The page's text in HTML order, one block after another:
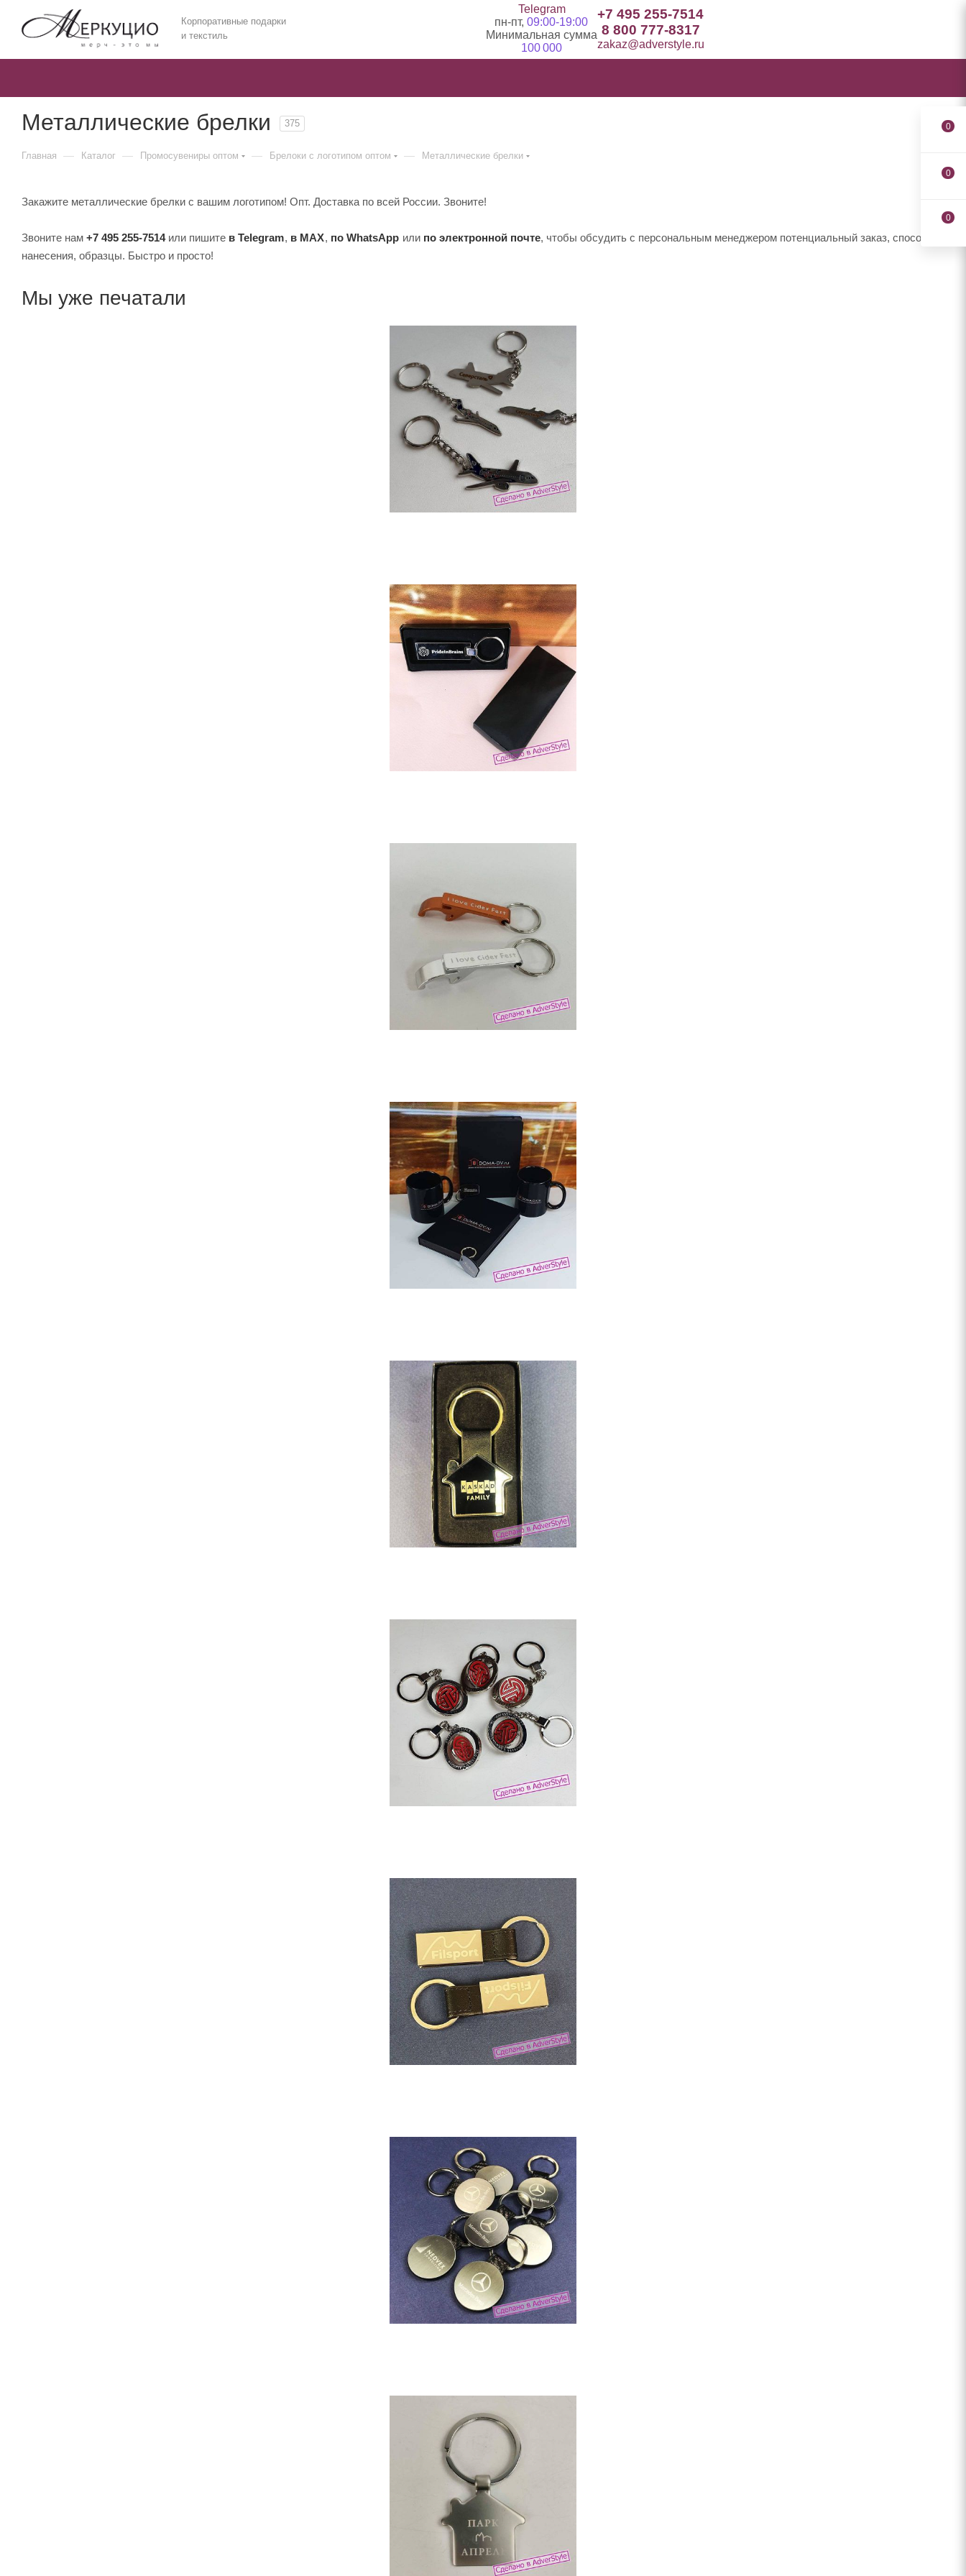
Корпоративные подарки
и текстиль
Telegram
пн-пт, 09:00-19:00
Минимальная сумма
100 000
+7 495 255-7514
8 800 777-8317
zakaz@adverstyle.ru
Металлические брелки 375
Главная — Каталог — Промосувениры оптом — Брелоки с логотипом оптом — Металлические брелки
Закажите металлические брелки с вашим логотипом! Опт. Доставка по всей России. Звоните!
Звоните нам +7 495 255-7514или пишите в Telegram, в MAX, по WhatsApp или по электронной почте, чтобы обсудить с персональным менеджером потенциальный заказ, способы
нанесения, образцы. Быстро и просто!
Мы уже печатали
0
0
0